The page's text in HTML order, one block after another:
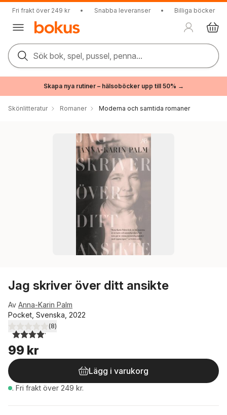
Fri frakt över 249 kr • Snabba leveranser • Billiga böcker
Sök bok, spel, pussel, penna...
Skapa nya rutiner – hälsoböcker upp till 50% →
Skönlitteratur Romaner Moderna och samtida romaner
Jag skriver över ditt ansikte
Av Anna-Karin Palm
Pocket, Svenska, 2022
4,1utav 5 stjärnor. Totalt antal röster:
(8)
99 kr
Lägg i varukorg
. Fri frakt över 249 kr.